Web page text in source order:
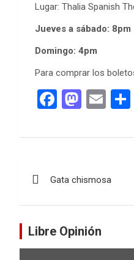
Lugar: Thalia Spanish
Jueves a sábado: 8pm
Domingo: 4pm
Para comprar los
F
ce
o
M
st
d
E
ail
entradas
Gata chismosa
Libre Opinión